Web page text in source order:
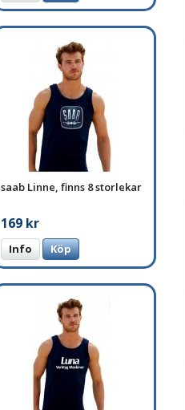
saab Linne, finns 8 storlekar
169 kr
Info Köp